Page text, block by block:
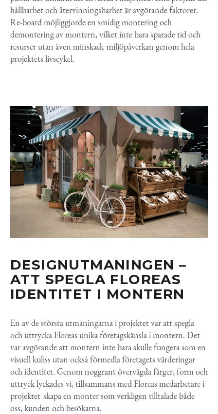
hållbarhet och återvinningsbarhet är avgörande faktorer.
Re-board möjliggjorde en smidig montering och
demontering av montern, vilket inte bara sparade tid och
resurser utan även minskade miljöpåverkan genom hela
projektets livscykel.
DESIGNUTMANINGEN –
ATT SPEGLA FLOREAS
IDENTITET I MONTERN
En av de största utmaningarna i projektet var att spegla
och uttryckaFloreasunika företagskänsla i montern. Det
var avgörande att montern inte bara skulle fungera som en
visuell kuliss utan också förmedla företagets värderingar
och identitet. Genom noggrant övervägda färger, form och
uttryck lyckades vi, tillsammans medFloreasmedarbetare i
projektet skapaen monter som verkligen tilltalade både
oss, kunden och besökarna.